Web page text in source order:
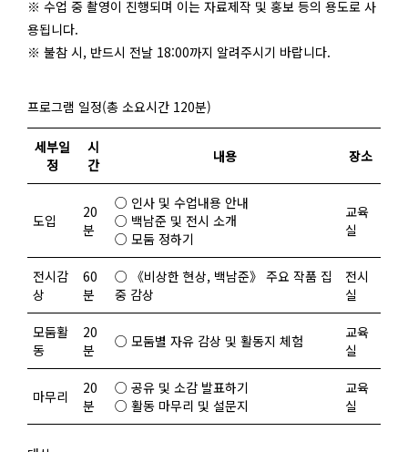
※ 수업 중 촬영이 진행되며 이는 자료제작 및 홍보 등의 용도로 사
용됩니다.
※ 불참 시, 반드시 전날 18:00까지 알려주시기 바랍니다.
프로그램 일정(총 소요시간 120분)
세부일
정
시
간
내용 장소
도입
20
분
○ 인사 및 수업내용 안내
○ 백남준 및 전시 소개
○ 모둠 정하기
교육
실
전시감
상
60
분
○ 《비상한 현상, 백남준》 주요 작품 집
중 감상
전시
실
모둠활
동
20
분
○ 모둠별 자유 감상 및 활동지 체험
교육
실
마무리
20
분
○ 공유 및 소감 발표하기
○ 활동 마무리 및 설문지
교육
실